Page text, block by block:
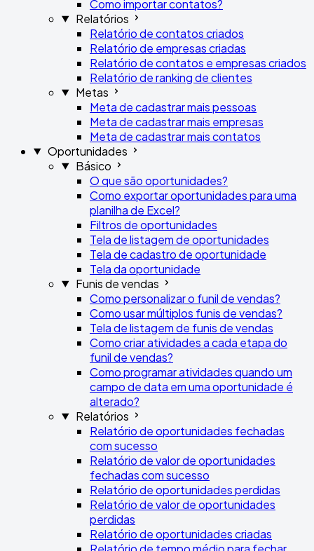
Como importar contatos?
Relatórios
Relatório de contatos criados
Relatório de empresas criadas
Relatório de contatos e empresas criados
Relatório de ranking de clientes
Metas
Meta de cadastrar mais pessoas
Meta de cadastrar mais empresas
Meta de cadastrar mais contatos
Oportunidades
Básico
O que são oportunidades?
Como exportar oportunidades para uma
planilha de Excel?
Filtros de oportunidades
Tela de listagem de oportunidades
Tela de cadastro de oportunidade
Tela da oportunidade
Funis de vendas
Como personalizar o funil de vendas?
Como usar múltiplos funis de vendas?
Tela de listagem de funis de vendas
Como criar atividades a cada etapa do
funil de vendas?
Como programar atividades quando um
campo de data em uma oportunidade é
alterado?
Relatórios
Relatório de oportunidades fechadas
com sucesso
Relatório de valor de oportunidades
fechadas com sucesso
Relatório de oportunidades perdidas
Relatório de valor de oportunidades
perdidas
Relatório de oportunidades criadas